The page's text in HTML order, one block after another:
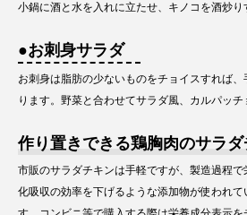
小鍋に酒と水を入れに立たせ、キノコを酒炒り
●お刺身サラダ
お刺身は脂肪の少ないものをチョイスすれば
ります。野菜と合わせてサラダ風、カルパッチ
作り置きできる鶏胸肉のサラ
市販のサラダチキンは手軽ですが、製造過程
化吸収の効率を下げるような添加物が使われ